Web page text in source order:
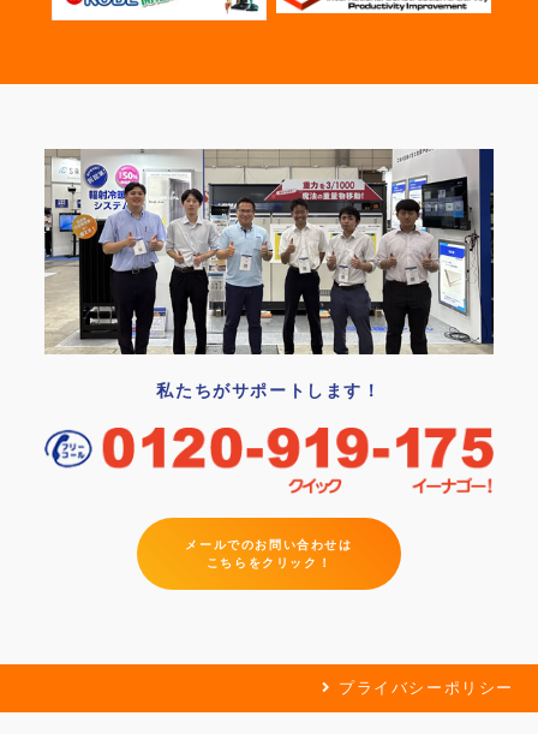
私たちがサポートします！
メールでのお問い合わせは
こちらをクリック！
プライバシーポリシー